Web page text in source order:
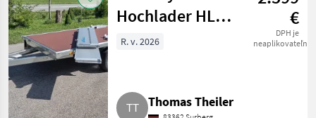
Hochlader HLN
1323/141
€
DPH je
neaplikovateľné
R. v. 2026
Thomas Theiler